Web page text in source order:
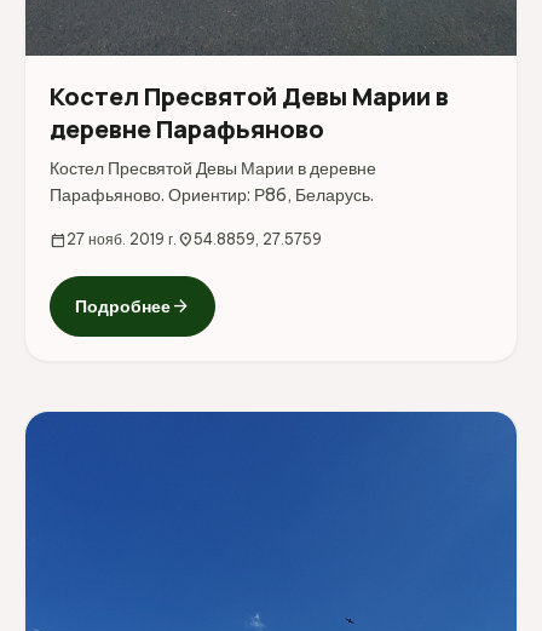
Костел Пресвятой Девы Марии в
деревне Парафьяново
Костел Пресвятой Девы Марии в деревне
Парафьяново. Ориентир: Р86, Беларусь.
calendar_today 27 нояб. 2019 г. location_on54.8859, 27.5759
Подробнееarrow_forward